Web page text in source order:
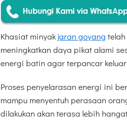
Khasiat minyakjaran goyang
meningkatkan daya pikat alami
energi batin agar terpancar
Proses penyelarasan energi ini
mampu menyentuh perasaan
dilakukan akan terasa lebih